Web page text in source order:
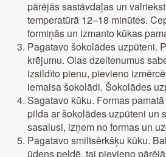
pārējās sastāvdaļas un
temperatūrā 12–18 minūtes.
formiņās un izmanto kūkas
Pagatavo šokolādes uzpūteni.
krējumu. Olas dzeltenumus
izsildīto pienu, pievieno
iemaisa šokolādi. Šokolādes
Sagatavo kūku. Formas
pilda ar šokolādes uzpūteni un
sasalusi, izņem no formas un
Pagatavo smiltsērkšķu kūku.
ūdens peldē, tai pievieno